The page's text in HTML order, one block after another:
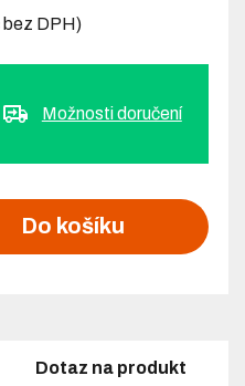
bez DPH)
Možnosti doručení
Do košíku
Dotaz na produkt